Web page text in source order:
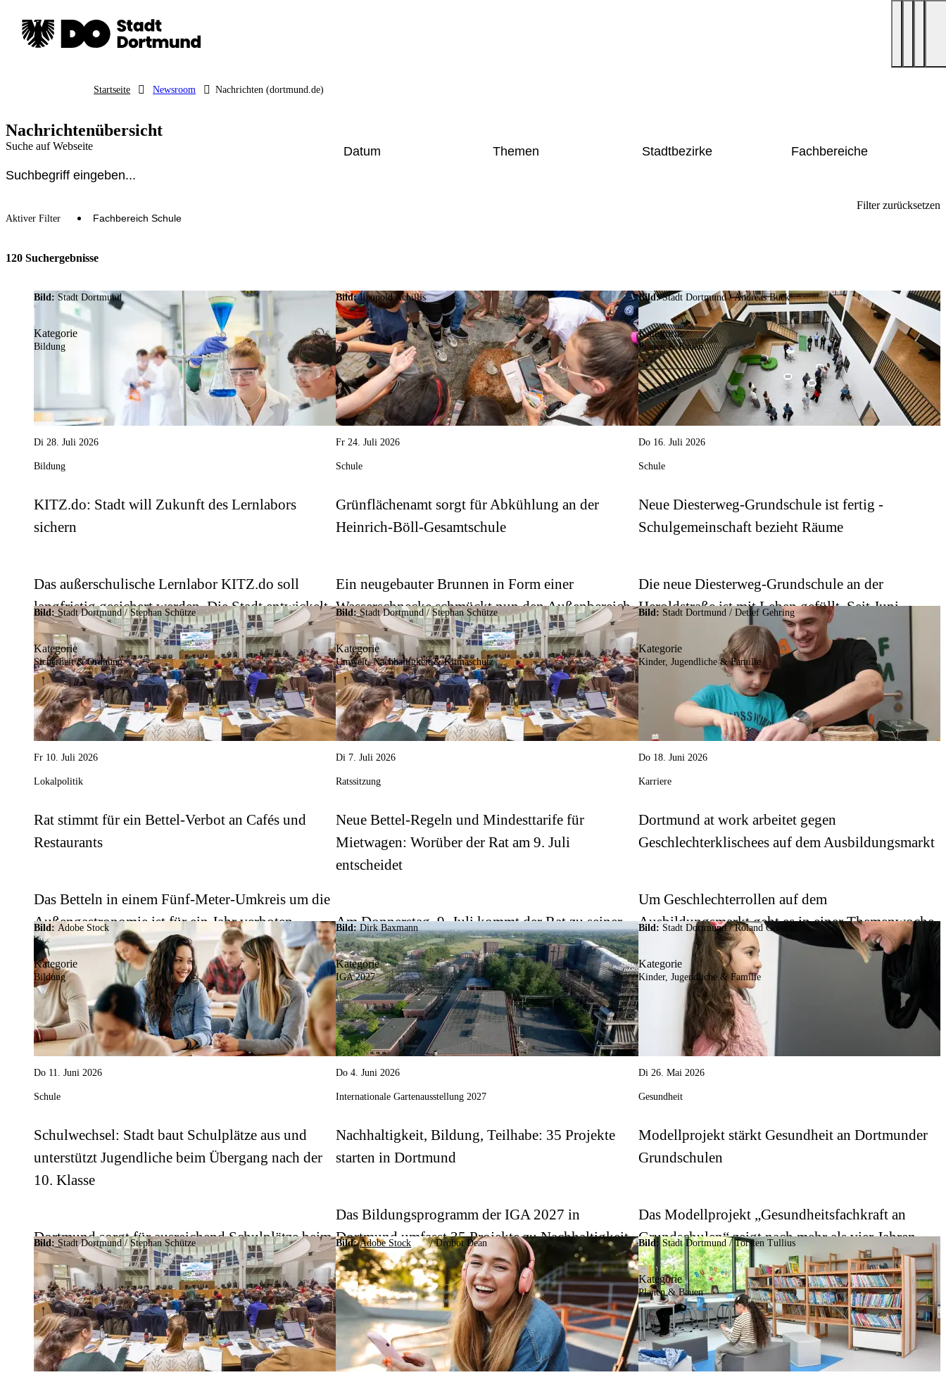
Startseite Newsroom Nachrichten (dortmund.de)
Nachrichtenübersicht
Suche auf Webseite Datum Themen Stadtbezirke Fachbereiche
Aktiver Filter Fachbereich Schule
Filter zurücksetzen
120 Suchergebnisse
Bild: Stadt Dortmund
Kategorie
Bildung
Di 28. Juli 2026
Bildung
KITZ.do: Stadt will Zukunft des Lernlabors
sichern
Das außerschulische Lernlabor KITZ.do soll
langfristig gesichert werden. Die Stadt entwickelt
dafür ein Konzept.
Bild:Leopold Achillis
Fr 24. Juli 2026
Schule
Grünflächenamt sorgt für Abkühlung an der
Heinrich-Böll-Gesamtschule
Ein neugebauter Brunnen in Form einer
Wasserschnecke schmückt nun den Außenbereich
einer Schule in Lütgendortmund.
Bild:Stadt Dortmund/Andreas Buck
Kategorie
Planen & Bauen
Do 16. Juli 2026
Schule
Neue Diesterweg-Grundschule ist fertig -
Schulgemeinschaft bezieht Räume
Die neue Diesterweg-Grundschule an der
Heroldstraße ist mit Leben gefüllt. Seit Juni
lernen, lachen und spielen 362 Kinder in dem
modernen Gebäude.
Bild:Stadt Dortmund / Stephan Schütze
Kategorie
Sicherheit & Ordnung
Fr 10. Juli 2026
Lokalpolitik
Rat stimmt für ein Bettel-Verbot an Cafés und
Restaurants
Das Betteln in einem Fünf-Meter-Umkreis um die
Außengastronomie ist für ein Jahr verboten,
danach wird die Regel neu bewertet.
Bild:Stadt Dortmund / Stephan Schütze
Kategorie
Umwelt, Nachhaltigkeit & Klimaschutz
Di 7. Juli 2026
Ratssitzung
Neue Bettel-Regeln und Mindesttarife für
Mietwagen: Worüber der Rat am 9. Juli
entscheidet
Am Donnerstag, 9. Juli kommt der Rat zu seiner
letzten Sitzung vor der Sommerpause zusammen.
Bild: Stadt Dortmund/ Detlef Gehring
Kategorie
Kinder, Jugendliche & Familie
Do 18. Juni 2026
Karriere
Dortmund at work arbeitet gegen
Geschlechterklischees auf dem Ausbildungsmarkt
Um Geschlechterrollen auf dem
Ausbildungsmarkt geht es in einer Themenwoche
vom 22. bis 26. Juni auf der digitalen Plattform
„Dortmund at work“.
Bild: Adobe Stock
Kategorie
Bildung
Do 11. Juni 2026
Schule
Schulwechsel: Stadt baut Schulplätze aus und
unterstützt Jugendliche beim Übergang nach der
10. Klasse
Dortmund sorgt für ausreichend Schulplätze beim
Übergang in weiterführende Schulen, Ausbildung
oder Berufskolleg.
Bild:Dirk Baxmann
Kategorie
IGA 2027
Do 4. Juni 2026
Internationale Gartenausstellung 2027
Nachhaltigkeit, Bildung, Teilhabe: 35 Projekte
starten in Dortmund
Das Bildungsprogramm der IGA 2027 in
Dortmund umfasst 35 Projekte zu Nachhaltigkeit,
Bildung und Teilhabe.
Bild: Stadt Dortmund/Roland Gorecki
Kategorie
Kinder, Jugendliche & Familie
Di 26. Mai 2026
Gesundheit
Modellprojekt stärkt Gesundheit an Dortmunder
Grundschulen
Das Modellprojekt „Gesundheitsfachkraft an
Grundschulen“ zeigt nach mehr als vier Jahren
Erfolge. Die Aufgabe soll langfristig fortgeführt
werden.
Bild:Stadt Dortmund / Stephan Schütze Bild:Adobe Stock /Drobot Dean Bild:Stadt Dortmund/Torsten Tullius
Kategorie
Planen & Bauen